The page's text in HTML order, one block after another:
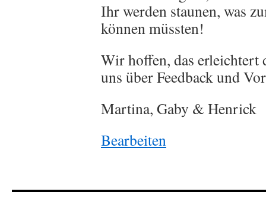
Ihr werden staunen, was
können müssten!
Wir hoffen, das
uns über Feedback und
Martina, Gaby & Henrick
Bearbeiten